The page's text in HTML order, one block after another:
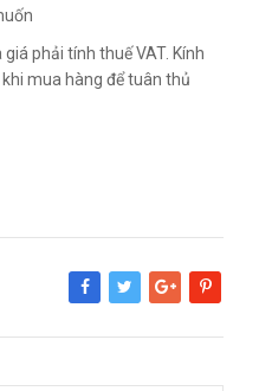
phải tính thuế VAT. Kính
mua hàng để tuân thủ
Share Tweet Google+Pinterest